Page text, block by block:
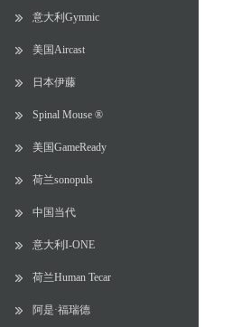
意大利Gymnic
美国Aircast
日本伊藤
Spinal Mouse ®
美国GameReady
荷兰sonopuls
中国当代
意大利I-ONE
荷兰Human Tecar
阿是·福瑞德